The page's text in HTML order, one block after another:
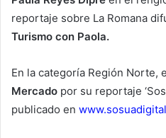
reportaje sobre La Romana
Turismo con Paola.
En la categoría Región Norte,
Mercado por su reportaje
publicado en